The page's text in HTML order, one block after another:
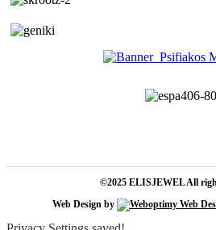
©2025 ELISJEWEL All
Web Design by